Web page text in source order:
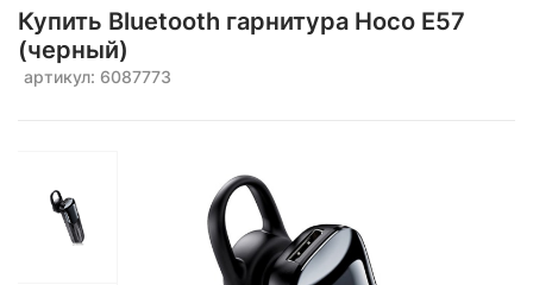
Купить Bluetooth гарнитура Hoco E57
(черный)
артикул: 6087773